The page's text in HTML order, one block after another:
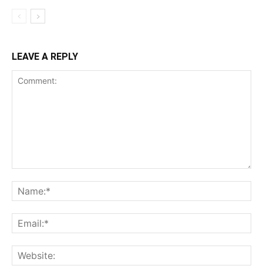
LEAVE A REPLY